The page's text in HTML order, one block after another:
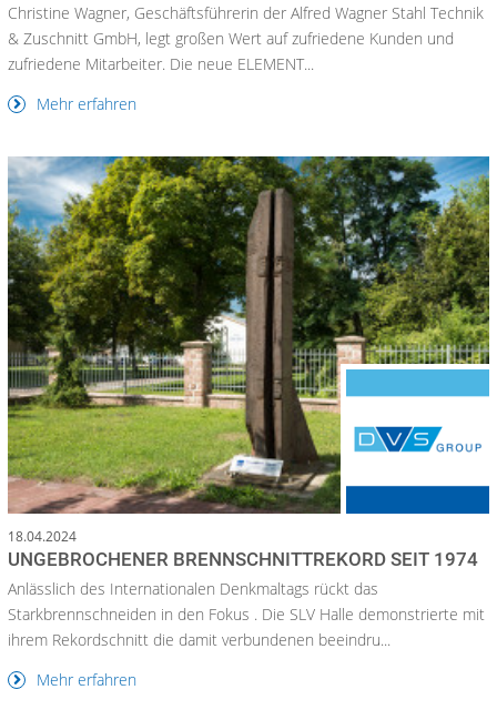
Christine Wagner, Geschäftsführerin der Alfred Wagner Stahl Technik
& Zuschnitt GmbH, legt großen Wert auf zufriedene Kunden und
zufriedene Mitarbeiter. Die neue ELEMENT...
Mehr erfahren
18.04.2024
UNGEBROCHENER BRENNSCHNITTREKORD SEIT 1974
Anlässlich des Internationalen Denkmaltags rückt das
Starkbrennschneiden in den Fokus . Die SLV Halle demonstrierte mit
ihrem Rekordschnitt die damit verbundenen beeindru...
Mehr erfahren